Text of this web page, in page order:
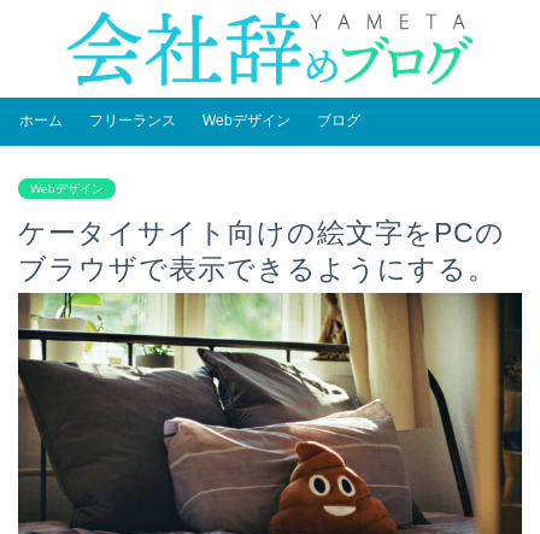
ホーム フリーランス Webデザイン ブログ
Webデザイン
ケータイサイト向けの絵文字をPCの
ブラウザで表示できるようにする。